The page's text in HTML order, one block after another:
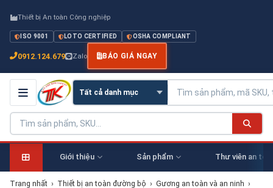
Thiết bị An toàn Công nghiệp
ISO 9001 LOTO CERTIFIED OSHA COMPLIANT
0912.124.679 Zalo BÁO GIÁ NGAY
Giới thiệu Sản phẩm Thư viên an
Trang nhất › Thiết bị an toàn đường bộ › Gương an toàn và an ninh ›